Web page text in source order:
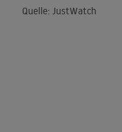
Quelle: JustWatch